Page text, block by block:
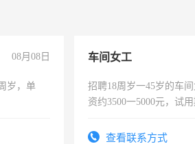
08月08日
岁，单
车间女工
招聘18周岁一45岁的车
资约3500一5000元，试
查看联系方式